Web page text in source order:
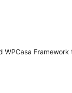
Framework